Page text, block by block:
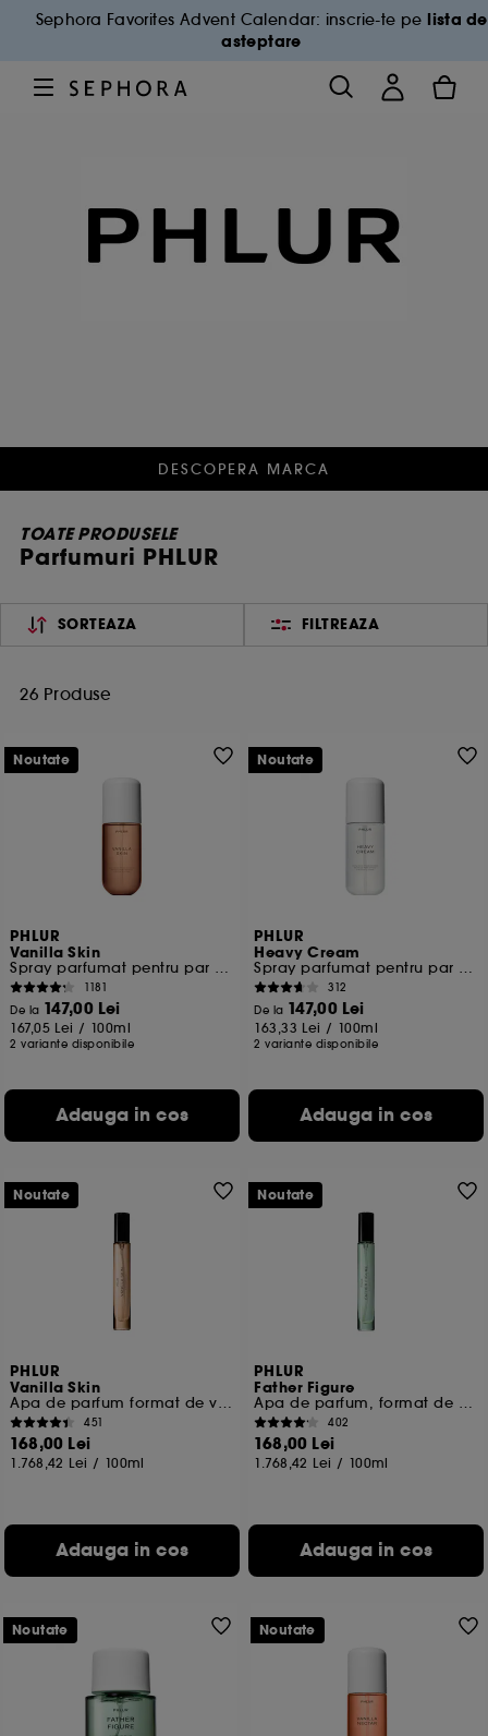
Sephora Favorites Advent Calendar: inscrie-te pe lista de
asteptare
DESCOPERA MARCA
TOATE PRODUSELE
Parfumuri PHLUR
SORTEAZA FILTREAZA
26 Produse
PHLUR
Vanilla Skin
Spray parfumat pentru par si corp
1181
De la 147,00 Lei
167,05 Lei / 100ml
2 variante disponibile
Adauga in cos
Noutate
PHLUR
Heavy Cream
Spray parfumat pentru par si corp
312
De la 147,00 Lei
163,33 Lei / 100ml
2 variante disponibile
Adauga in cos
Noutate
PHLUR
Vanilla Skin
Apa de parfum format de voiaj
451
168,00 Lei
1.768,42 Lei / 100ml
Adauga in cos
Noutate
PHLUR
Father Figure
Apa de parfum, format de voiaj
402
168,00 Lei
1.768,42 Lei / 100ml
Adauga in cos
Noutate
Noutate Noutate